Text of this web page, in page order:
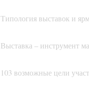
Типология выставок и
Выставка – инструмент
103 возможные цели